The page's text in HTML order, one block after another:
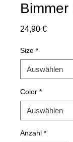
24,90 €Preis
Size *
Color *
Anzahl *